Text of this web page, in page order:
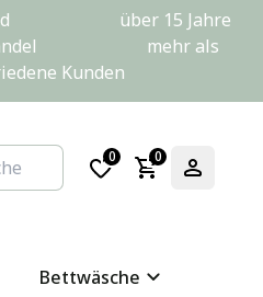
über 15 Jahre
mehr als
Kunden
0 0
Bettwäsche